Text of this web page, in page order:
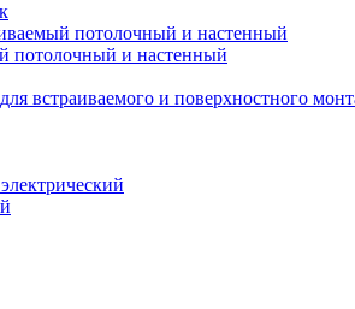
потолочный и настенный
потолочный и настенный
встраиваемого и поверхностного